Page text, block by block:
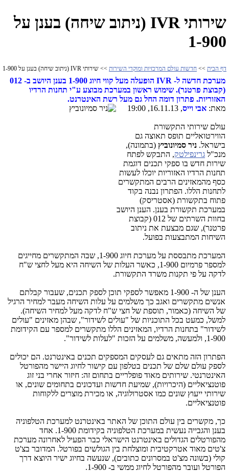
שירותי IVR (ניתוב שיחה) בענן על
1-900
דף הבית >> חדשות עולם המרכזיות ומוקדי השירות >> שירותי IVR (ניתוב שיחה) בענן על 1-900
מערכת חדשה ל- IVR הופעלה מעל קווי חיוג 1-900 בענן היושב ב- 012
(קבוצת פרטנר). שימוש ראשון במערכת מבוצע ע"י תחנות הרדיו
האזוריות. פתרון דומה החל גם מעל רשת האינטרנט.
מאת: אבי וייס, 16.11.13, 19:00
עולם שירותי התקשורת
הווירטואליים תופס תאוצה גם
בישראל. ניר סמיונוביץ (בתמונה),
מנכ"ל גרינפילטק, התבקש לפתח
שירות חדש בו ספקי תכנים דוגמת
תחנות הרדיו האזוריות יוכלו לעשות
כסף מהמאזינים הרבים המתקשרים
לתחנות הללו. הפתרון נבנה בקוד
פתוח בתקשורת (אסטריסק)
במערכת תקשורת בענן. הענן היושב
בחוות השרתים של 012 (קבוצת
פרטנר), שגם מבצעת את ניתוב
השיחות המתבצעות בפועל.
המערכת מתבססת על מערכת חיוג 1-900, שבה המתקשרים מחייגים
למספר פרמיום 1-900, כאשר העלות של השיחה היא מעל לחצי ש"ח
לדקה על פי תקנות משרד התקשורת.
הענן של ה- 1-900 מאפשר לספקי תוכן לספק תכנים, שעבור קבלתם
אנשים מתקשרים ואגב כך משלמים על עלות השיחה מעבר למחיר הרגיל
של השיחה (כאמור, תוספת של חצי ש"ח לדקה מעל למחיר השיחה).
למשל, כמעט בכל התוכניות של "עולים לשידור", שבהן מאזינים "עולים
לשידור" בתחנות הרדיו, המאזינים הללו מתקשרים למספר עם הקידומת
1-900, ולמעשה, משלמים על הזכות "לעלות לשידור".
הפתרון הזה מתאים גם לעסקים המספקים תכנים באינטרנט. הם יכולים
לספק עולם שלם של תכנים בטלפון עם קישור לחיוג היישר מהפורטל
האינטרנטי. שירותים מאוד פופלריים בתחום זה: חיזור אחרי בני זוג
פוטנציאליים (היכרויות), שמיעת חדשות ועדכונים בתחומים שונים, או
שירותי ייעוץ שונים כמו אסטרולוגיה, או מכירת מוצרים ללקוחות
פוטנציאליים.
כך, מקשרים בין עולם התוכן של האתר באינטרנט למערכת הטלפוניה
בענן והגבייה נעשית במערכת הטלפוניה בקידומת 1-900. אחד
מהפורטלים הגדולים באינטרנט הישראלי כבר הפעיל לאחרונה מערכת
צ'טים מאוד אטרקטיבית ומוצלחת בין הגולשים בפורטל. המדובר בצ'ט
קולי (בשונה מצ'ט במסרונים כתובים), שנעשה בחיוג ישיר היוצא דרך
הפורטל ועובר מהפורטל לחיוג ממשי ב- 1-900.